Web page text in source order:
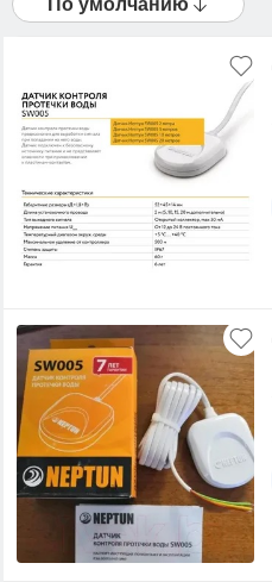
можете ознакомиться с
характеристиками, а
понравившиеся модели и
стоимость.
Для того чтобы купить
достаточно оформить
связаться с